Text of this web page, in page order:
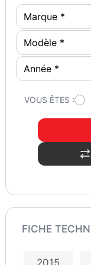
VOUS ÊTES :
FICHE